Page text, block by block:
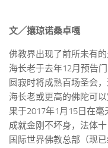
文／攘琼诺桑卓嘎
佛教界出现了前所未有
海长老于去年12月预告
圆寂时将成熟百场圣会
海长老或更高的佛陀可
果于2017年1月15日在毫
成就金刚不坏身，法体
国际世界佛教总部（现